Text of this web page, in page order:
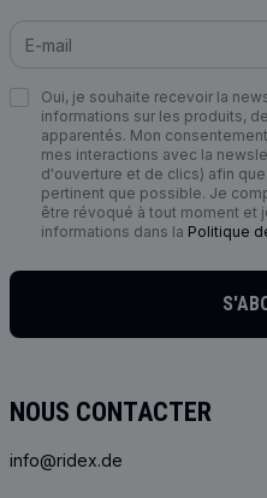
NOUS CONTACTER
info@ridex.de
Oui, je souhaite recevoir la
informations sur les produits,
apparentés. Mon
mes interactions avec la
d'ouverture et de clics) afin
pertinent que possible. Je
être révoqué à tout moment et
informations dans la Politique